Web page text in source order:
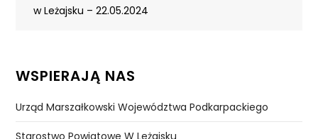
w Leżajsku – 22.05.2024
WSPIERAJĄ NAS
Urząd Marszałkowski Województwa Podkarpackiego
Starostwo Powiatowe W Leżajsku